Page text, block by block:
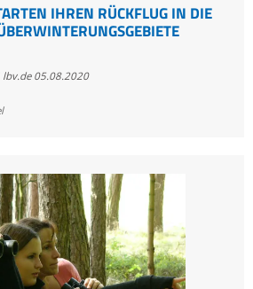
IHREN RÜCKFLUG IN DIE
lbv.de 05.08.2020